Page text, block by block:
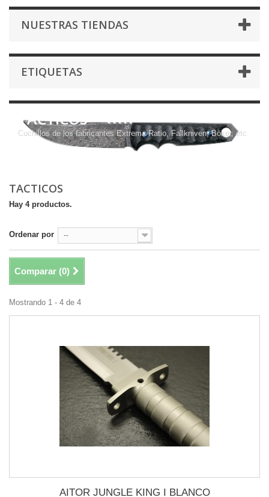
NUESTRAS TIENDAS
ETIQUETAS
TACTICOS
Cuchillos de los fabricantes Extrema Ratio, Fallkniven, Böker, etc
TACTICOS
Hay 4 productos.
Ordenar por --
Comparar (0)
Mostrando 1 - 4 de 4
AITOR JUNGLE KING I BLANCO